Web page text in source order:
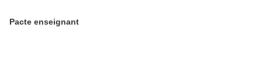
Pacte enseignant